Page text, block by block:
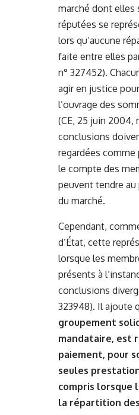
marché dont
réputées se
lors qu’aucune
faite entre elles par
n° 327452).
agir en justice
l’ouvrage des
(CE, 25 juin 2004,
conclusions
regardées
le compte des
peuvent tendre
du marché.
Cependant,
d’État, cette
lorsque les
présents à
conclusions
323948). Il ajoute
groupement
mandataire, est
paiement, pour
seules
compris lorsque
la répartition